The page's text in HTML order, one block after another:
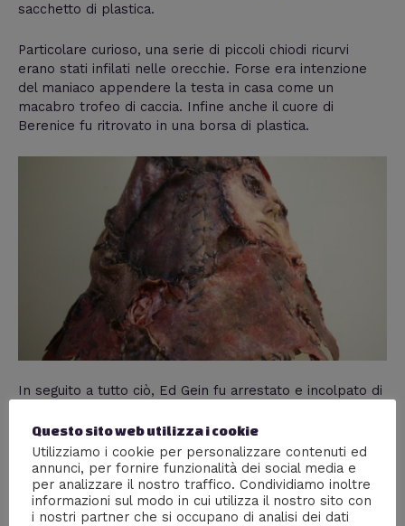
sacchetto di plastica.
Particolare curioso, una serie di piccoli chiodi ricurvi
erano stati infilati nelle orecchie. Forse era intenzione
del maniaco appendere la testa in casa come un
macabro trofeo di caccia. Infine anche il cuore di
Berenice fu ritrovato in una borsa di plastica.
In seguito a tutto ciò, Ed Gein fu arrestato e incolpato di
Infatti, oltre a Berenice Woden, fu accusato dell’omicidio
di Mary Hogan, tenutaria di una piccola locanda di
Plainfield, scomparsa nel nulla alcuni mesi prima.
Questo sito web utilizza i cookie
Utilizziamo i cookie per personalizzare contenuti ed
annunci, per fornire funzionalità dei social media e
per analizzare il nostro traffico. Condividiamo inoltre
informazioni sul modo in cui utilizza il nostro sito con
i nostri partner che si occupano di analisi dei dati